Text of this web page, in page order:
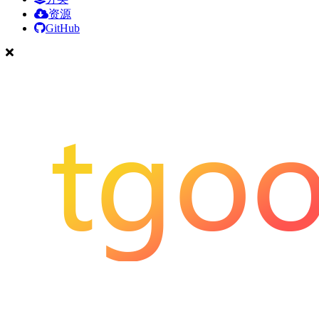
资源
GitHub